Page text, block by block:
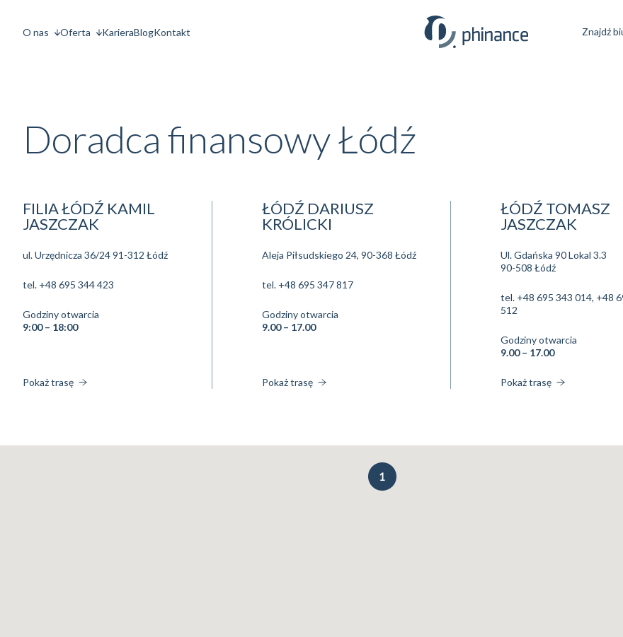
O nas Oferta KarieraBlogKontakt Znajdź
Doradca finansowy Łódź
FILIA ŁÓDŹ KAMIL
JASZCZAK
ul. Urzędnicza 36/24 91-312 Łódź
tel. +48 695 344 423
Godziny otwarcia
9:00 – 18:00
Pokaż trasę
ŁÓDŹ DARIUSZ
KRÓLICKI
Aleja Piłsudskiego 24, 90-368 Łódź
tel. +48 695 347 817
Godziny otwarcia
9.00 – 17.00
Pokaż trasę
ŁÓDŹ TOMASZ
JASZCZAK
Ul. Gdańska 90 Lokal 3.3
90-508 Łódź
tel. +48 695 343 014, +48
512
Godziny otwarcia
9.00 – 17.00
Pokaż trasę